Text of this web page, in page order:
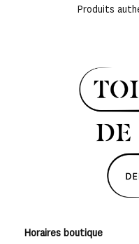
Produits
Horaires boutique